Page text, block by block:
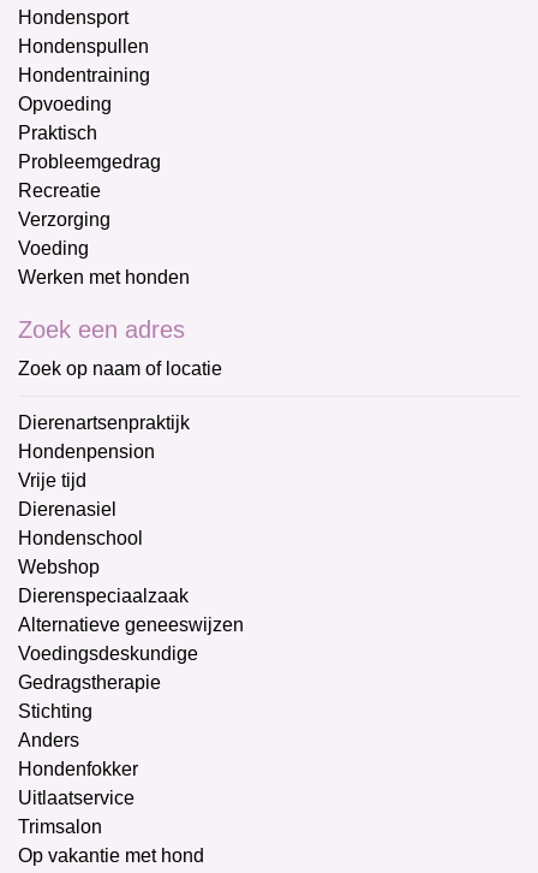
Hondensport
Hondenspullen
Hondentraining
Opvoeding
Praktisch
Probleemgedrag
Recreatie
Verzorging
Voeding
Werken met honden
Zoek een adres
Zoek op naam of locatie
Dierenartsenpraktijk
Hondenpension
Vrije tijd
Dierenasiel
Hondenschool
Webshop
Dierenspeciaalzaak
Alternatieve geneeswijzen
Voedingsdeskundige
Gedragstherapie
Stichting
Anders
Hondenfokker
Uitlaatservice
Trimsalon
Op vakantie met hond